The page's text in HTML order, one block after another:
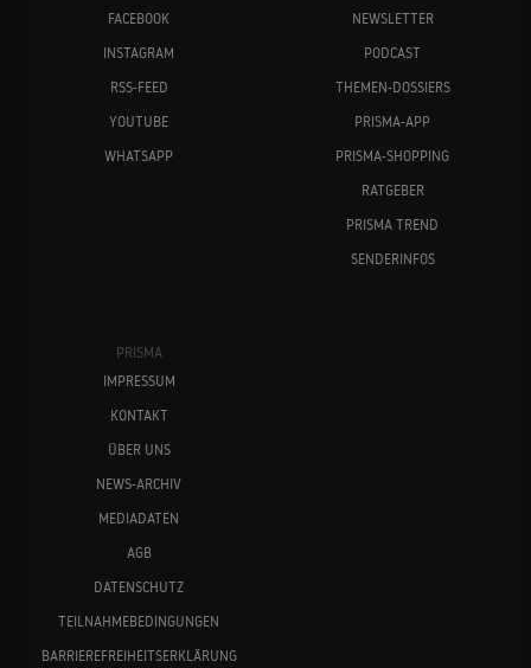
FACEBOOK
INSTAGRAM
RSS-FEED
YOUTUBE
WHATSAPP
NEWSLETTER
PODCAST
THEMEN-DOSSIERS
PRISMA-APP
PRISMA-SHOPPING
RATGEBER
PRISMA TREND
SENDERINFOS
PRISMA
IMPRESSUM
KONTAKT
ÜBER UNS
NEWS-ARCHIV
MEDIADATEN
AGB
DATENSCHUTZ
TEILNAHMEBEDINGUNGEN
BARRIEREFREIHEITSERKLÄRUNG